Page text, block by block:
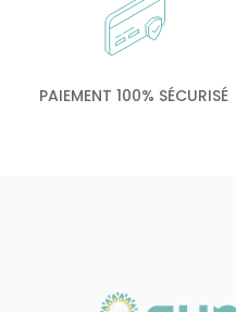
PAIEMENT 100% SÉCURISÉ